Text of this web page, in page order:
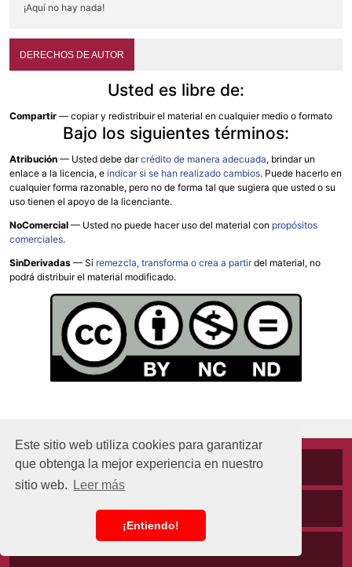
Este sitio web utiliza cookies para garantizar
que obtenga la mejor experiencia en nuestro
sitio web.
Leer más
¡Entiendo!
¡Aquí no hay nada!
DERECHOS DE AUTOR
Usted es libre de:
Compartir — copiar y redistribuir el material en cualquier medio o formato
Bajo los siguientes términos:
Atribución — Usted debe darcrédito de manera adecuada, brindar un
enlace a la licencia, e indicar si se han realizado cambios. Puede hacerlo en
cualquier forma razonable, pero no de forma tal que sugiera que usted o su
uso tienen el apoyo de la licenciante.
NoComercial — Usted no puede hacer uso del material con propósitos
comerciales.
SinDerivadas — Si remezcla, transforma o crea a partirdel material, no
podrá distribuir el material modificado.
Cookies
Políticas de privacidad